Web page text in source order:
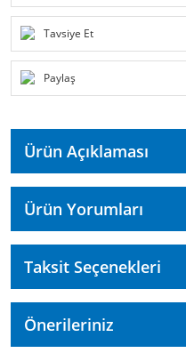
Tavsiye Et
Paylaş
Ürün Açıklaması
Ürün Yorumları
Taksit Seçenekleri
Önerileriniz